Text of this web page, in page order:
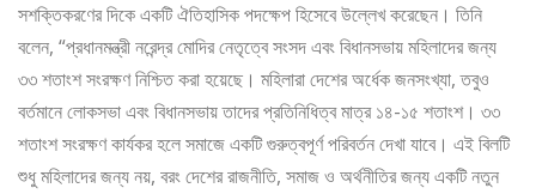
সশক্তিকরণের দিকে একটি ঐতিহাসিক পদক্ষেপ হিসেবে উল্লেখ করেছেন। তিনি
বলেন, “প্রধানমন্ত্রী নরেন্দ্র মোদির নেতৃত্বে সংসদ এবং বিধানসভায় মহিলাদের জন্য
৩৩ শতাংশ সংরক্ষণ নিশ্চিত করা হয়েছে। মহিলারা দেশের অর্ধেক জনসংখ্যা, তবুও
বর্তমানে লোকসভা এবং বিধানসভায় তাদের প্রতিনিধিত্ব মাত্র ১৪-১৫ শতাংশ। ৩৩
শতাংশ সংরক্ষণ কার্যকর হলে সমাজে একটি গুরুত্বপূর্ণ পরিবর্তন দেখা যাবে। এই বিলটি
শুধু মহিলাদের জন্য নয়, বরং দেশের রাজনীতি, সমাজ ও অর্থনীতির জন্য একটি নতুন